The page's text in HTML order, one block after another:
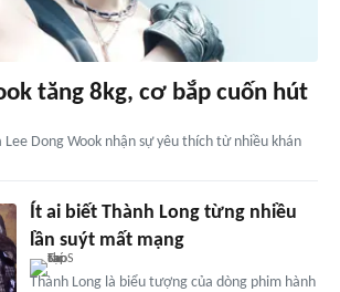
tăng 8kg, cơ bắp cuốn hút
Dong Wook nhận sự yêu thích từ nhiều khán
Ít ai biết Thành Long từng nhiều
lần suýt mất mạng
Thành Long là biểu tượng của dòng phim hành